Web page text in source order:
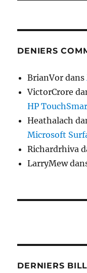
DENIERS
BrianVor dans
VictorCrore
HP
Heathalach
Microsoft
Richardrhiva
LarryMew
DERNIERS